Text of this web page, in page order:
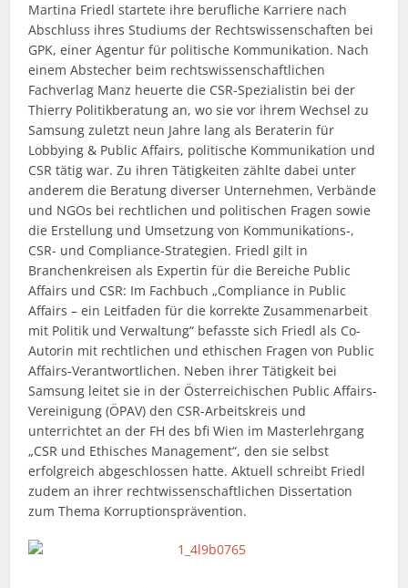
Martina Friedl startete ihre berufliche Karriere nach
Abschluss ihres Studiums der Rechtswissenschaften bei
GPK, einer Agentur für politische Kommunikation. Nach
einem Abstecher beim rechtswissenschaftlichen
Fachverlag Manz heuerte die CSR-Spezialistin bei der
Thierry Politikberatung an, wo sie vor ihrem Wechsel zu
Samsung zuletzt neun Jahre lang als Beraterin für
Lobbying & Public Affairs, politische Kommunikation und
CSR tätig war. Zu ihren Tätigkeiten zählte dabei unter
anderem die Beratung diverser Unternehmen, Verbände
und NGOs bei rechtlichen und politischen Fragen sowie
die Erstellung und Umsetzung von Kommunikations-,
CSR- und Compliance-Strategien. Friedl gilt in
Branchenkreisen als Expertin für die Bereiche Public
Affairs und CSR: Im Fachbuch „Compliance in Public
Affairs – ein Leitfaden für die korrekte Zusammenarbeit
mit Politik und Verwaltung“ befasste sich Friedl als Co-
Autorin mit rechtlichen und ethischen Fragen von Public
Affairs-Verantwortlichen. Neben ihrer Tätigkeit bei
Samsung leitet sie in der Österreichischen Public Affairs-
Vereinigung (ÖPAV) den CSR-Arbeitskreis und
unterrichtet an der FH des bfi Wien im Masterlehrgang
„CSR und Ethisches Management“, den sie selbst
erfolgreich abgeschlossen hatte. Aktuell schreibt Friedl
zudem an ihrer rechtwissenschaftlichen Dissertation
zum Thema Korruptionsprävention.